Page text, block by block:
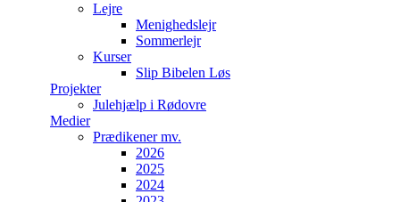
Lejre
Menighedslejr
Sommerlejr
Kurser
Slip Bibelen Løs
Projekter
Julehjælp i Rødovre
Medier
Prædikener mv.
2026
2025
2024